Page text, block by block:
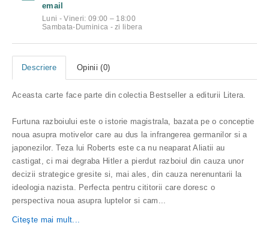
email
Luni - Vineri: 09:00 – 18:00
Sambata-Duminica - zi libera
Descriere Opinii (0)
Aceasta carte face parte din colectia Bestseller a editurii Litera.
Furtuna razboiului este o istorie magistrala, bazata pe o conceptie
noua asupra motivelor care au dus la infrangerea germanilor si a
japonezilor. Teza lui Roberts este ca nu neaparat Aliatii au
castigat, ci mai degraba Hitler a pierdut razboiul din cauza unor
decizii strategice gresite si, mai ales, din cauza nerenuntarii la
ideologia nazista. Perfecta pentru cititorii care doresc o
perspectiva noua asupra luptelor si cam
Citeşte mai mult...